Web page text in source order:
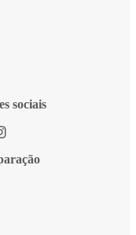
sociais